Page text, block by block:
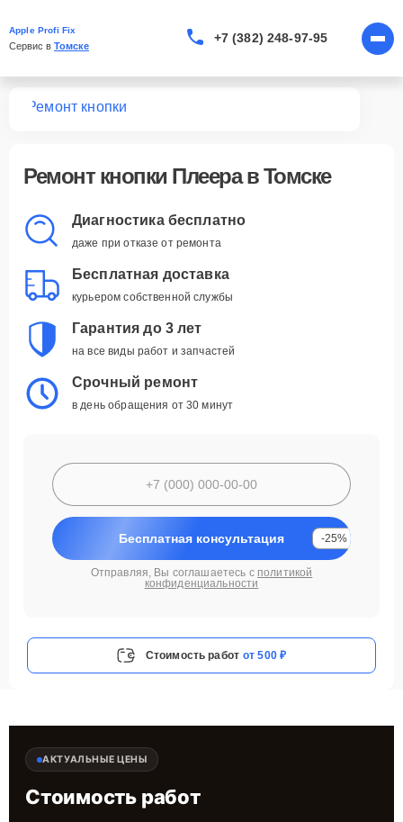
Apple Profi Fix
Сервис в Томске
+7 (382) 248-97-95
Ремонт кнопки
Ремонт кнопки Плеера в Томске
Диагностика бесплатно
даже при отказе от ремонта
Бесплатная доставка
курьером собственной службы
Гарантия до 3 лет
на все виды работ и запчастей
Срочный ремонт
в день обращения от 30 минут
Бесплатная консультация -25%
Отправляя, Вы соглашаетесь с политикой
конфиденциальности
Стоимость работ от 500 ₽
АКТУАЛЬНЫЕ ЦЕНЫ
Стоимость работ